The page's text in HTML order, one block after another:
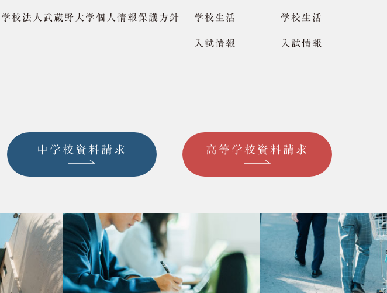
学校法人武蔵野大学個人情報保護方針 学校生活
入試情報
学校生活
入試情報
中学校資料請求 高等学校資料請求